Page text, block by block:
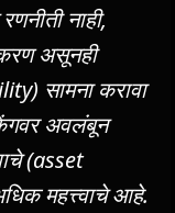
नाही,
असूनही
सामना करावा
अवलंबून
(asset
महत्त्वाचे आहे.